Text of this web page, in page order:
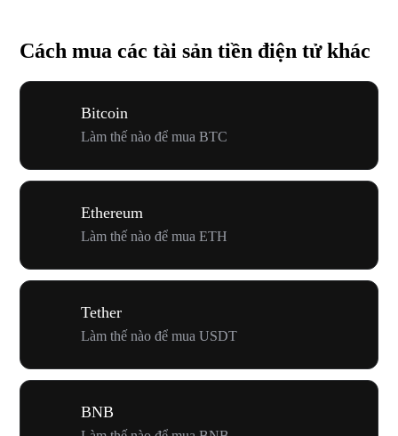
Cách mua các tài sản tiền điện tử khác
Bitcoin
Làm thế nào để mua BTC
Ethereum
Làm thế nào để mua ETH
Tether
Làm thế nào để mua USDT
BNB